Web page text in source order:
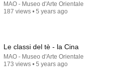
MAO - Museo d'Arte Orientale
187 views • 5 years ago
Le classi del tè - la Cina
MAO - Museo d'Arte Orientale
173 views • 5 years ago